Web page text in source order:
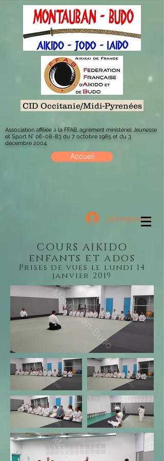
CID Occitanie/Midi-Pyrenées
Association affiliée à la FFAB, agrément ministériel Jeunesse
et Sport N° 06-08-83 du 7 octobre 1985 et du 3
décembre 2004.
Accueil
connexion
COURS AIKIDO
enfants et ados
Prises de vues le lundi 14
janvier 2019